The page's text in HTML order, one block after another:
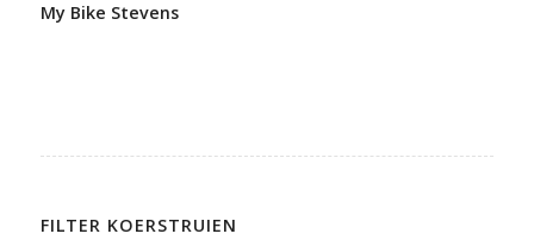
My Bike Stevens
FILTER KOERSTRUIEN